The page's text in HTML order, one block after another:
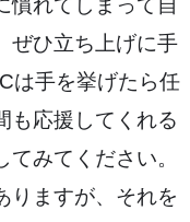
慣れてしまって自
ぜひ立ち上げに手
は手を挙げたら任
も応援してくれる
みてください。
りますが、それを